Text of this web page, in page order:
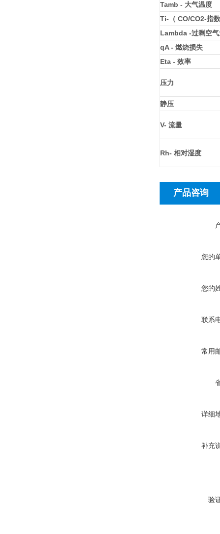
Tamb - 大气温度
Ti-（ CO/CO2-指
Lambda -过剩空
qA - 燃烧损失
Eta - 效率
压力
静压
V- 流量
Rh- 相对湿度
产品咨询
您的
您的
联系
常用
详细
补充
验